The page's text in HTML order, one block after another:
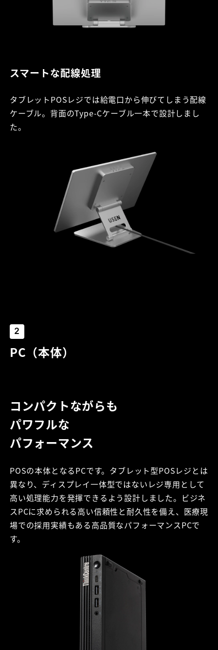
スマートな配線処理
タブレットPOSレジでは給電口から伸びてしまう配線
ケーブル。背面のType-Cケーブル一本で設計しまし
た。
2
PC（本体）
コンパクトながらも
パワフルな
パフォーマンス
POSの本体となるPCです。タブレット型POSレジとは
異なり、ディスプレイ一体型ではないレジ専用として
高い処理能力を発揮できるよう設計しました。ビジネ
スPCに求められる高い信頼性と耐久性を備え、医療現
場での採用実績もある高品質なパフォーマンスPCで
す。